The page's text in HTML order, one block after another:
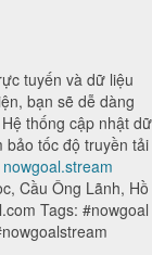
tuyến và dữ liệu
bạn sẽ dễ dàng
thống cập nhật dữ
bảo tốc độ truyền tải
nowgoal.stream
Cầu Ông Lãnh, Hồ
Tags: #nowgoal